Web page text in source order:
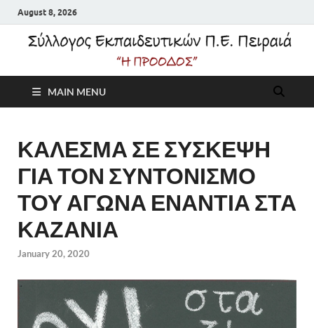
August 8, 2026
Σύλλογος
Εκπαιδευτικών Π.Ε.
Πειραιά "Η Πρόοδος"
MAIN MENU
ΚΑΛΕΣΜΑ ΣΕ ΣΥΣΚΕΨΗ
ΓΙΑ ΤΟΝ ΣΥΝΤΟΝΙΣΜΟ
ΤΟΥ ΑΓΩΝΑ ΕΝΑΝΤΙΑ ΣΤΑ
ΚΑΖΑΝΙΑ
January 20, 2020